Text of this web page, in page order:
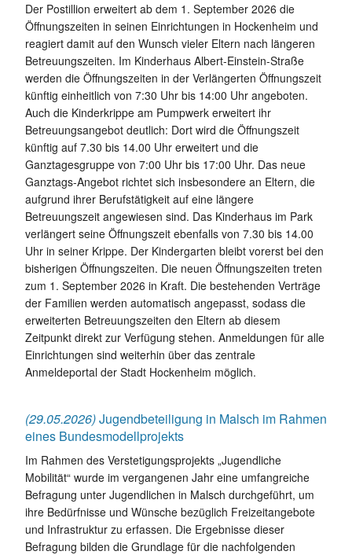
Der Postillion erweitert ab dem 1. September 2026 die
Öffnungszeiten in seinen Einrichtungen in Hockenheim und
reagiert damit auf den Wunsch vieler Eltern nach längeren
Betreuungszeiten. Im Kinderhaus Albert-Einstein-Straße
werden die Öffnungszeiten in der Verlängerten Öffnungszeit
künftig einheitlich von 7:30 Uhr bis 14:00 Uhr angeboten.
Auch die Kinderkrippe am Pumpwerk erweitert ihr
Betreuungsangebot deutlich: Dort wird die Öffnungszeit
künftig auf 7.30 bis 14.00 Uhr erweitert und die
Ganztagesgruppe von 7:00 Uhr bis 17:00 Uhr. Das neue
Ganztags-Angebot richtet sich insbesondere an Eltern, die
aufgrund ihrer Berufstätigkeit auf eine längere
Betreuungszeit angewiesen sind. Das Kinderhaus im Park
verlängert seine Öffnungszeit ebenfalls von 7.30 bis 14.00
Uhr in seiner Krippe. Der Kindergarten bleibt vorerst bei den
bisherigen Öffnungszeiten. Die neuen Öffnungszeiten treten
zum 1. September 2026 in Kraft. Die bestehenden Verträge
der Familien werden automatisch angepasst, sodass die
erweiterten Betreuungszeiten den Eltern ab diesem
Zeitpunkt direkt zur Verfügung stehen. Anmeldungen für alle
Einrichtungen sind weiterhin über das zentrale
Anmeldeportal der Stadt Hockenheim möglich.
(29.05.2026)Jugendbeteiligung in Malsch im Rahmen
eines Bundesmodellprojekts
Im Rahmen des Verstetigungsprojekts „Jugendliche
Mobilität“ wurde im vergangenen Jahr eine umfangreiche
Befragung unter Jugendlichen in Malsch durchgeführt, um
ihre Bedürfnisse und Wünsche bezüglich Freizeitangebote
und Infrastruktur zu erfassen. Die Ergebnisse dieser
Befragung bilden die Grundlage für die nachfolgenden